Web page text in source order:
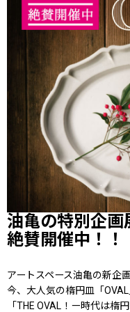
油亀の特別企画
絶賛開催中！！
アートスペース油亀の新企画
今、大人気の楕円皿「
「THE OVAL！ー時代は楕円